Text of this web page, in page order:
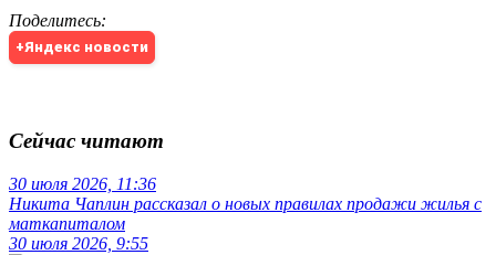
Поделитесь:
+Яндекс новости
Сейчас читают
30 июля 2026, 11:36
Никита Чаплин рассказал о новых правилах продажи жилья с
маткапиталом
30 июля 2026, 9:55